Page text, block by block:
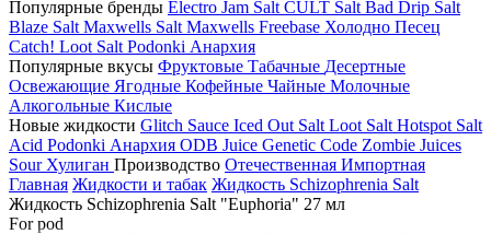
Популярные бренды Electro Jam Salt CULT Salt Bad Drip Salt
Blaze Salt Maxwells Salt Maxwells Freebase Холодно Песец
Catch! Loot Salt Podonki Анархия
Популярные вкусы Фруктовые Табачные Десертные
Освежающие Ягодные Кофейные Чайные Молочные
Алкогольные Кислые
Новые жидкости Glitch Sauce Iced Out Salt Loot Salt Hotspot Salt
Acid Podonki Анархия ODB Juice Genetic Code Zombie Juices
Sour Хулиган Производство Отечественная Импортная
Главная Жидкости и табак Жидкость Schizophrenia Salt
Жидкость Schizophrenia Salt "Euphoria" 27 мл
For pod